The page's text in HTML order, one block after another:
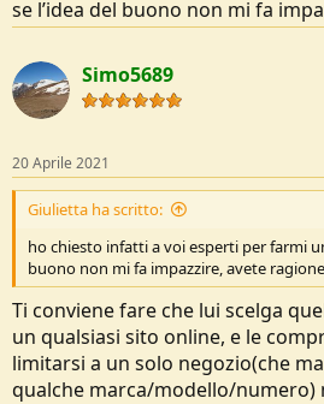
se l’idea del buono non mi fa
Simo5689
20 Aprile 2021
Giulietta ha scritto:
ho chiesto infatti a voi esperti per farmi
buono non mi fa impazzire, avete ragione
Ti conviene fare che lui scelga
un qualsiasi sito online, e le
limitarsi a un solo negozio(che
qualche marca/modello/numero)